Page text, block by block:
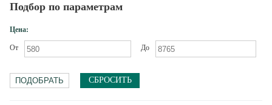
Подбор по параметрам
Цена:
От До
СБРОСИТЬ